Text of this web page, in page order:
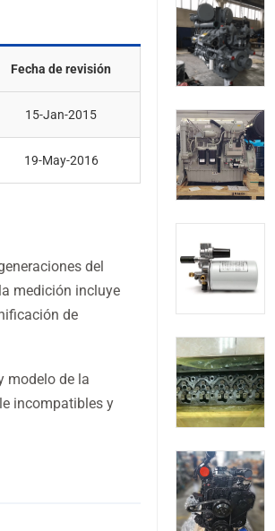
Fecha de revisión
15-Jan-2015
19-May-2016
del
medición incluye
de
modelo de la
incompatibles y